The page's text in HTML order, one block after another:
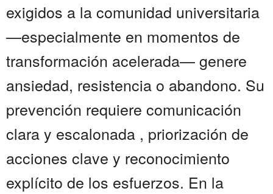
exigidos a la comunidad universitaria
—especialmente en momentos de
transformación acelerada— genere
ansiedad, resistencia o abandono. Su
prevención requiere comunicación
clara y escalonada , priorización de
acciones clave y reconocimiento
explícito de los esfuerzos. En la